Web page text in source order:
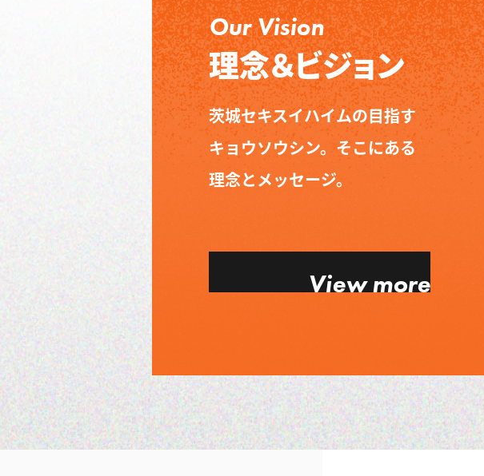
Our Vision
理念＆ビジョン
茨城セキスイハイムの目指す
キョウソウシン。そこにある
理念とメッセージ。
View more